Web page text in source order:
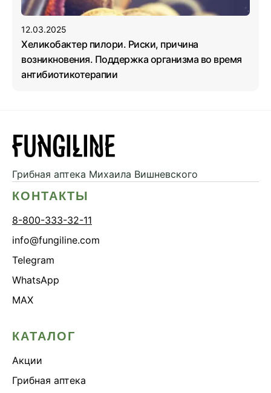
12.03.2025
Хеликобактер пилори. Риски, причина
возникновения. Поддержка организма во время
антибиотикотерапии
Грибная аптека Михаила Вишневского
КОНТАКТЫ
8-800-333-32-11
info@fungiline.com
Telegram
WhatsApp
MAX
КАТАЛОГ
Акции
Грибная аптека